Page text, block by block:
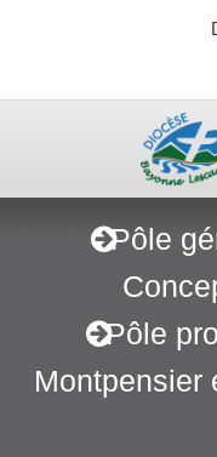
Pôle
Pôle
Montpensier